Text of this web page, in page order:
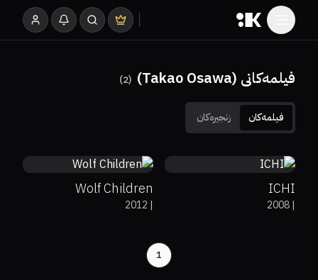
فیلمەکانی (Takao Osawa) (
2
)
فیلمەکان زنجیرەکان 6.5
78%
0%
ICHI
|
2008
Wolf Children
|
2012
1